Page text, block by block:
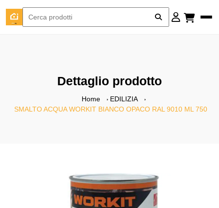
Dettaglio prodotto
Home
EDILIZIA
SMALTO ACQUA WORKIT BIANCO OPACO RAL 9010 ML 750